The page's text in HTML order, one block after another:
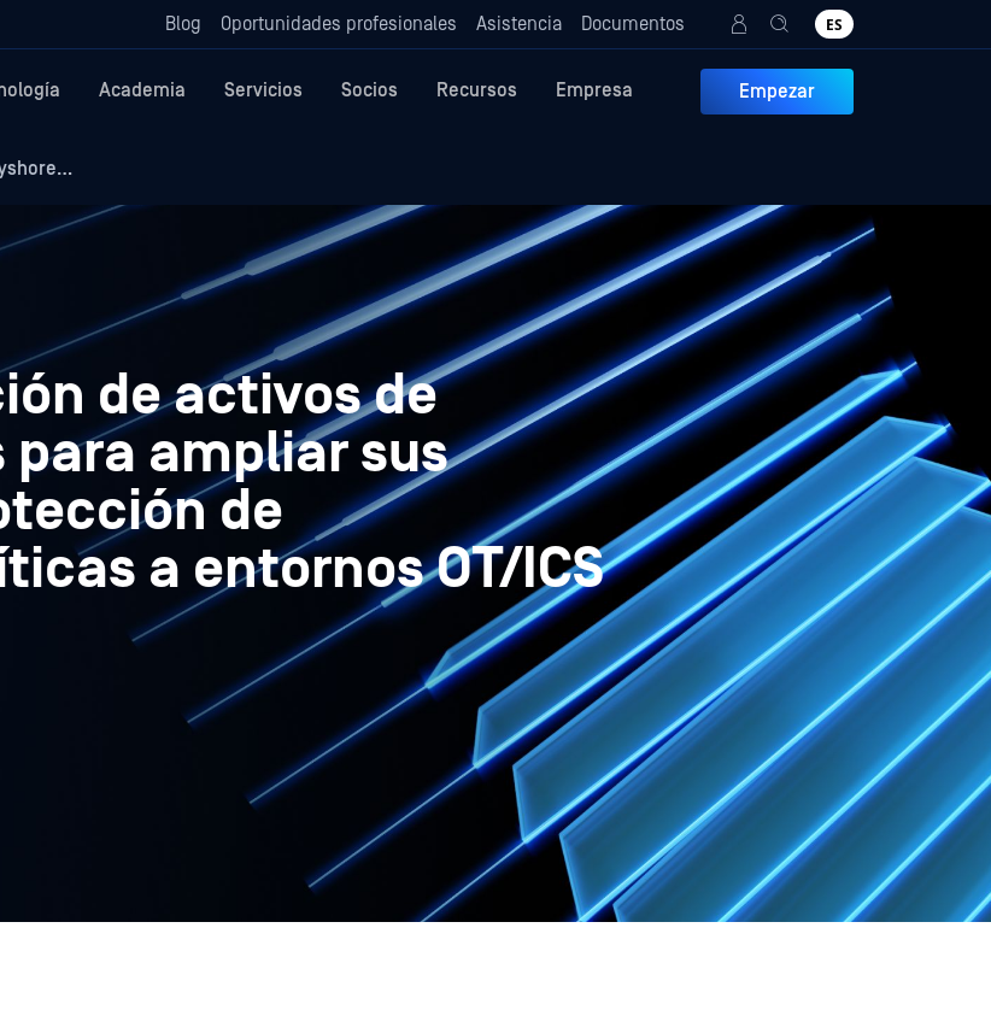
Blog Oportunidades profesionales Asistencia Documentos ES
Academia Servicios Socios Recursos Empresa Empezar
de activos de
para ampliar sus
de
a entornos OT/ICS